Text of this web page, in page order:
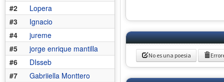
#2
Lopera
#3
Ignacio
#4
jureme
#5
jorge enrique mantilla
#6
DIsseb
#7
Gabriiella Monttero
No es una poesia